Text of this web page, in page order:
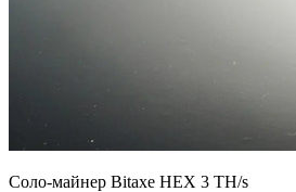
Соло-майнер Bitaxe HEX 3 TH/s